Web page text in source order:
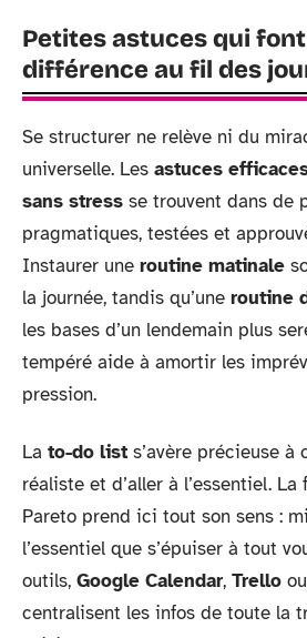
Petites astuces qui
différence au fil des
Se structurer ne relève ni du
universelle. Les astuces
sans stress se trouvent dans de
pragmatiques, testées et
Instaurer une routine matinale
la journée, tandis qu’une routine
les bases d’un lendemain plus
tempéré aide à amortir les
pression.
La to-do list s’avère précieuse
réaliste et d’aller à l’essentiel. La
Pareto prend ici tout son sens :
l’essentiel que s’épuiser à tout
outils, Google Calendar, Trello ou
centralisent les infos de toute la